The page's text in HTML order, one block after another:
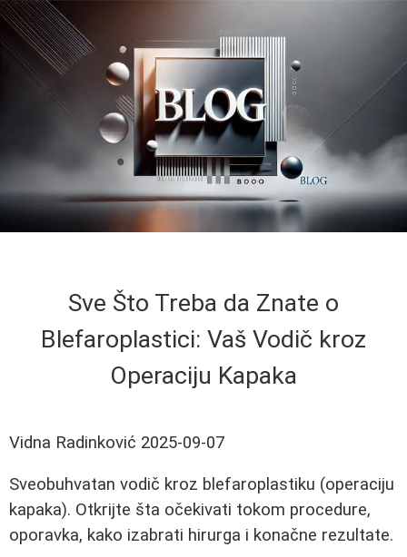
Sve Što Treba da Znate o
Blefaroplastici: Vaš Vodič kroz
Operaciju Kapaka
Vidna Radinković 2025-09-07
Sveobuhvatan vodič kroz blefaroplastiku (operaciju
kapaka). Otkrijte šta očekivati tokom procedure,
oporavka, kako izabrati hirurga i konačne rezultate.